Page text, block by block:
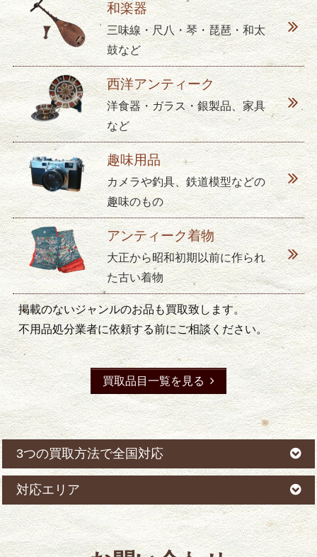
和楽器
三味線・尺八・琴・琵琶・和太
鼓など
西洋アンティーク
洋食器・ガラス・銀製品、家具
など
趣味用品
カメラや釣具、鉄道模型などの
趣味のもの
アンティーク着物
大正から昭和初期以前に作られ
た古い着物
掲載のないジャンルのお品も買取致します。
不用品処分業者に依頼する前にご相談ください。
買取品目一覧を見る
3つの買取方法で全国対応
対応エリア